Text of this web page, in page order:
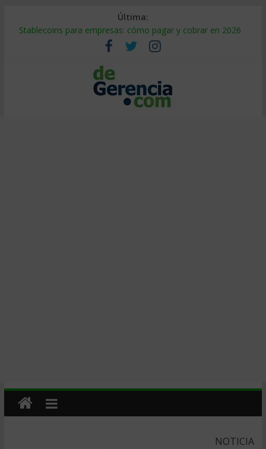
Última:
Stablecoins para empresas: cómo pagar y cobrar en 2026
Despido silencioso: qué es y por qué sale tan caro
IA en selección de personal: cómo auditarla a tiempo
Trabajo forzoso en la cadena de suministro: qué hacer
Mercado hispano de EE. UU.: cómo segmentarlo y venderle
NOTICIA